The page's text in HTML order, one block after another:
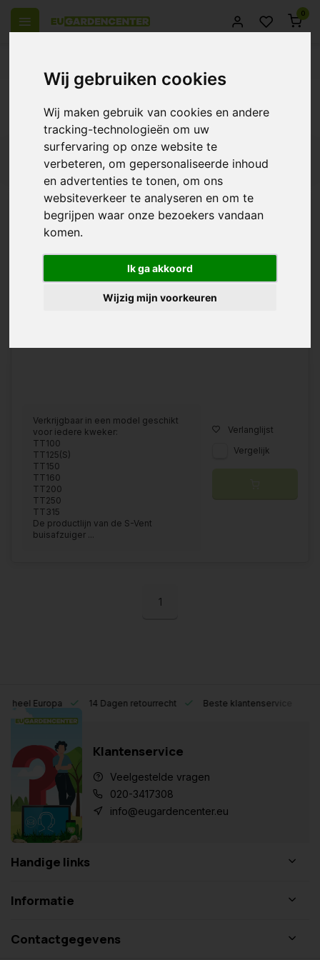
Wij gebruiken cookies
Wij maken gebruik van cookies en andere
tracking-technologieën om uw
surfervaring op onze website te
verbeteren, om gepersonaliseerde inhoud
en advertenties te tonen, om ons
websiteverkeer te analyseren en om te
begrijpen waar onze bezoekers vandaan
komen.
Ik ga akkoord
Wijzig mijn voorkeuren
0
Producten getagd met tt160
€35,95
Verkrijgbaar in een model geschikt
voor iedere kweker:
TT100
TT125(S)
TT150
TT160
TT200
TT250
TT315
De productlijn van de S-Vent
buisafzuiger ...
Verlanglijst
Vergelijk
1
Europa 14 Dagen retourrecht Beste klantenservice
Klantenservice
Veelgestelde vragen
020-3417308
info@eugardencenter.eu
Handige links
Informatie
Contactgegevens